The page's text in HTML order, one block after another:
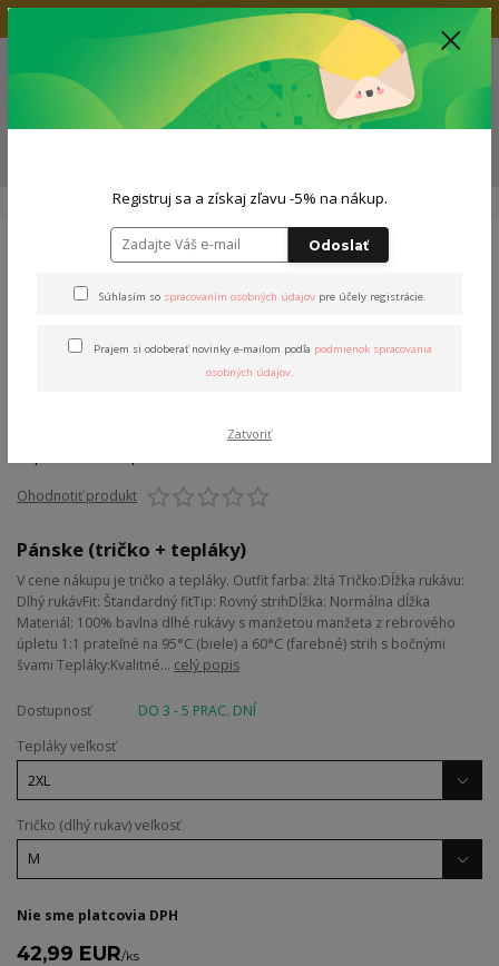
Doprava zadarmo nad 80€
0
0,00 EUR
Pánsky outfit Outfit "Stašák"
Outfit "Stašák"
Ohodnotiť produkt
Pánske (tričko + tepláky)
V cene nákupu je tričko a tepláky. Outfit farba: žltá Tričko:Dĺžka rukávu:
Dlhý rukávFit: Štandardný fitTip: Rovný strihDĺžka: Normálna dĺžka
Materiál: 100% bavlna dlhé rukávy s manžetou manžeta z rebrového
úpletu 1:1 prateľné na 95°C (biele) a 60°C (farebné) strih s bočnými
švami Tepláky:Kvalitné... celý popis
Dostupnosť
DO 3 - 5 PRAC. DNÍ
Tepláky veľkosť
Tričko (dlhý rukav) veľkosť
Nie sme platcovia DPH
42,99 EUR/ks
Registruj sa a získaj zľavu -5% na nákup.
Odoslať
Súhlasím so spracovaním osobných údajovpre účely registrácie.
Prajem si odoberať novinky e-mailom podľa podmienok spracovania
osobných údajov.
Zatvoriť